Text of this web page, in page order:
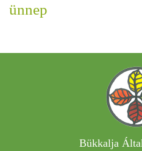
ünnep
Bükkalja